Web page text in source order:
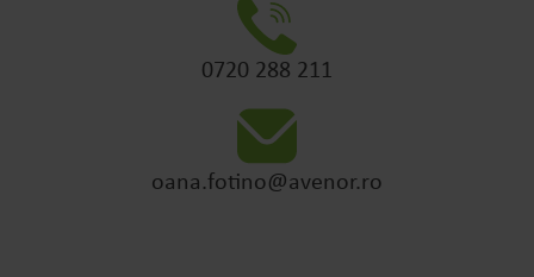
0720 288 211
oana.fotino@avenor.ro